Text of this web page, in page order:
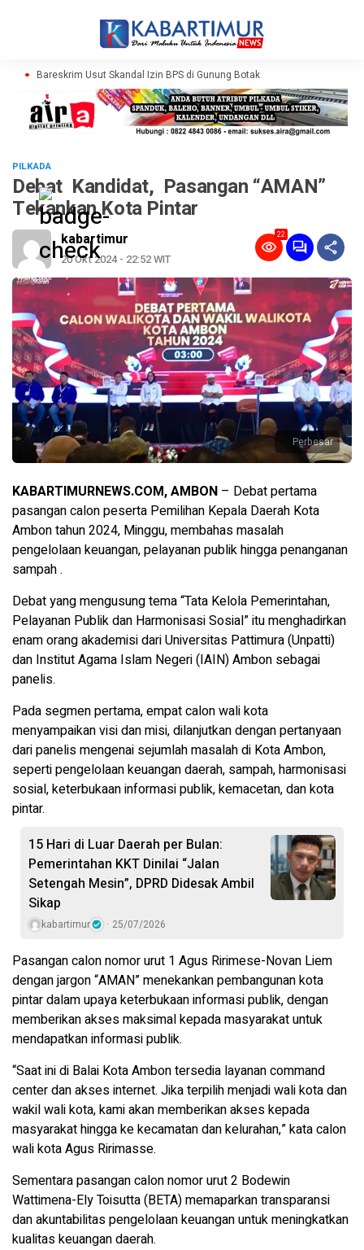
Bareskrim Usut Skandal Izin BPS di Gunung Botak
PILKADA
Debat Kandidat, Pasangan “AMAN”
Tekankan Kota Pintar
kabartimur
20 Okt 2024 - 22:52 WIT
22
Perbesar
KABARTIMURNEWS.COM, AMBON – Debat pertama
pasangan calon peserta Pemilihan Kepala Daerah Kota
Ambon tahun 2024, Minggu, membahas masalah
pengelolaan keuangan, pelayanan publik hingga penanganan
sampah .
Debat yang mengusung tema “Tata Kelola Pemerintahan,
Pelayanan Publik dan Harmonisasi Sosial” itu menghadirkan
enam orang akademisi dari Universitas Pattimura (Unpatti)
dan Institut Agama Islam Negeri (IAIN) Ambon sebagai
panelis.
Pada segmen pertama, empat calon wali kota
menyampaikan visi dan misi, dilanjutkan dengan pertanyaan
dari panelis mengenai sejumlah masalah di Kota Ambon,
seperti pengelolaan keuangan daerah, sampah, harmonisasi
sosial, keterbukaan informasi publik, kemacetan, dan kota
pintar.
15 Hari di Luar Daerah per Bulan:
Pemerintahan KKT Dinilai “Jalan
Setengah Mesin”, DPRD Didesak Ambil
Sikap
kabartimur 25/07/2026
Pasangan calon nomor urut 1 Agus Ririmese-Novan Liem
dengan jargon “AMAN” menekankan pembangunan kota
pintar dalam upaya keterbukaan informasi publik, dengan
memberikan akses maksimal kepada masyarakat untuk
mendapatkan informasi publik.
“Saat ini di Balai Kota Ambon tersedia layanan command
center dan akses internet. Jika terpilih menjadi wali kota dan
wakil wali kota, kami akan memberikan akses kepada
masyarakat hingga ke kecamatan dan kelurahan,” kata calon
wali kota Agus Ririmasse.
Sementara pasangan calon nomor urut 2 Bodewin
Wattimena-Ely Toisutta (BETA) memaparkan transparansi
dan akuntabilitas pengelolaan keuangan untuk meningkatkan
kualitas keuangan daerah.